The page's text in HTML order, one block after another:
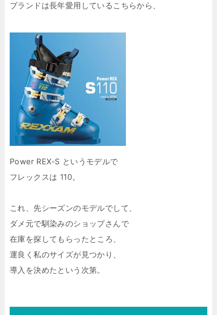
ブランドは長年愛用しているこちらから、
Power REX-S というモデルで
フレックスは 110。
これ、先シーズンのモデルでして、
ダメ元で馴染みのショップさんで
在庫を探してもらったところ、
運良く私のサイズが見つかり、
導入を決めたという次第。